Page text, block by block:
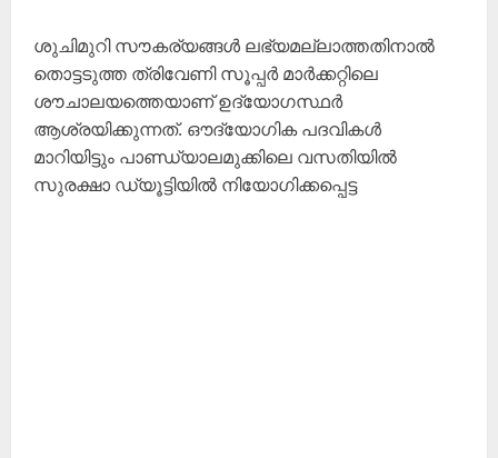
ശുചിമുറി സൗകര്യങ്ങൾ ലഭ്യമല്ലാത്തതിനാൽ
തൊട്ടടുത്ത ത്രിവേണി സൂപ്പർ മാർക്കറ്റിലെ
ശൗചാലയത്തെയാണ് ഉദ്യോഗസ്ഥർ
ആശ്രയിക്കുന്നത്. ഔദ്യോഗിക പദവികൾ
മാറിയിട്ടും പാണ്ഡ്യാലമുക്കിലെ വസതിയിൽ
സുരക്ഷാ ഡ്യൂട്ടിയിൽ നിയോഗിക്കപ്പെട്ട